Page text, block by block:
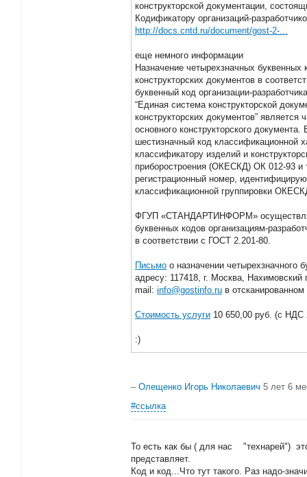
конструкторской документации,
Кодификатору организаций-
http://docs.cntd.ru/document/gost-2-...
еще немного информации
Назначение четырехзначных буквенных
конструкторских документов в
буквенный код организации-
“Единая система конструкторской
конструкторских документов” является
основного конструкторского
шестизначный код классификационной
классификатору изделий и
приборостроения (ОКЕСКД) ОК 012-93 и
регистрационный номер,
классификационной группировки
ФГУП «СТАНДАРТИНФОРМ»
буквенных кодов организациям-
в соответствии с ГОСТ 2.201-80.
Письмо о назначении четырехзначного
адресу: 117418, г. Москва, Нахимовский
mail: info@gostinfo.ru в
Стоимость услуги 10 650,00 руб. (с НДС
:)
– Олещенко Игорь Николаевич 5 лет 6
#ссылка
То есть как бы ( для нас "технарей")
представляет.
Код и код...Что тут такого. Раз надо-